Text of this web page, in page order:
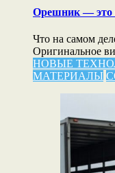
Орешник — это
Что на самом
Оригинальное
НОВЫЕ
МАТЕРИАЛЫ